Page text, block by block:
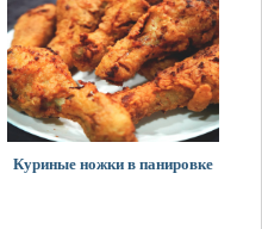
Куриные ножки в панировке